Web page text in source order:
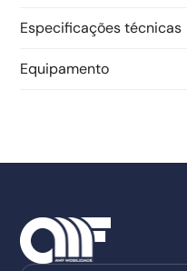
Especificações técnicas
Equipamento